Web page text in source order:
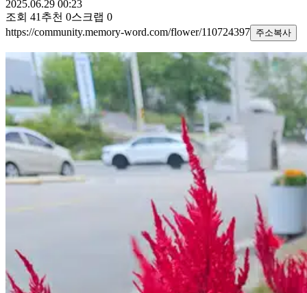
2025.06.29 00:23
조회 41 추천 0스크랩 0
https://community.memory-word.com/flower/110724397 주소복사